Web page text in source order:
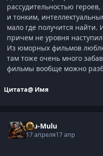
рассудительностью
и тонким,
мало где получится
причем не уровня
Из юморных фильмов
там тоже очень много
фильмы вообще можно
Цитата@ Имя
Ulu-Mulu
17 апреля17 апр